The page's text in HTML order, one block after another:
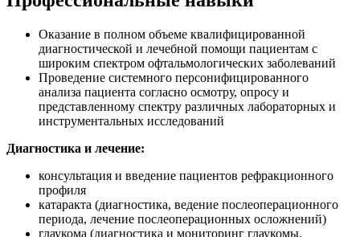
Оказание в полном объеме квалифицированной
диагностической и лечебной помощи пациентам с
широким спектром офтальмологических заболеваний
Проведение системного персонифицированного
анализа пациента согласно осмотру, опросу и
представленному спектру различных лабораторных и
инструментальных исследований
Диагностика и лечение:
консультация и введение пациентов рефракционного
профиля
катаракта (диагностика, ведение послеоперационного
периода, лечение послеоперационных осложнений)
глаукома (диагностика и мониторинг глаукомы.